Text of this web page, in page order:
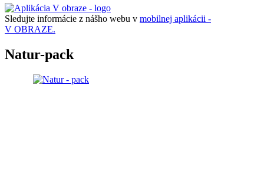
Sledujte informácie z nášho webu v mobilnej aplikácii -
V OBRAZE.
Natur-pack